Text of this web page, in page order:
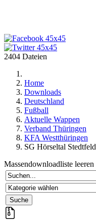
2404 Dateien
Home
Downloads
Deutschland
Fußball
Aktuelle Wappen
Verband Thüringen
KFA Westthüringen
SG Hörseltal Stedtfeld
Massendownloadliste leeren